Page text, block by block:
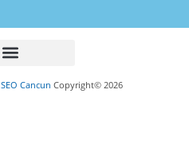
SEO Cancun Copyright© 2026